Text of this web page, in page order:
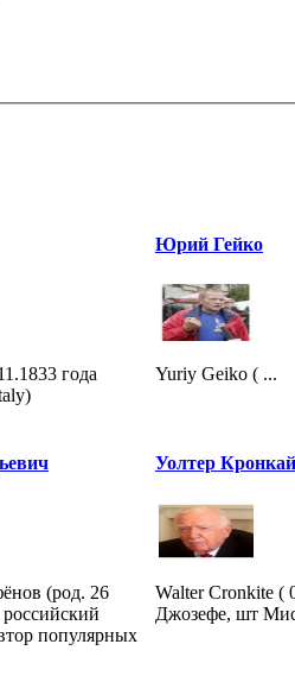
года
Юрий Гейко
Yuriy Geiko ( ...
(род. 26
популярных
Уолтер
Walter Cronkite (
Джозефе, шт